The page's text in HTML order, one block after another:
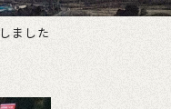
ました